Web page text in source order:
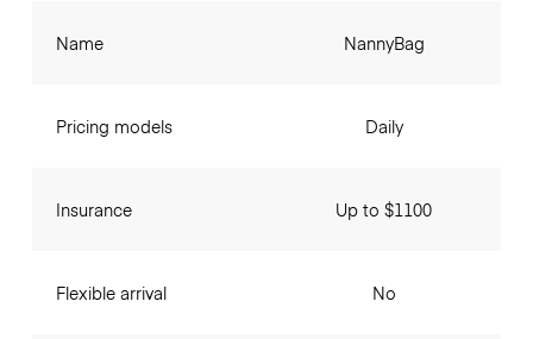
Name
Pricing models
Insurance
Flexible arrival
NannyBag
Daily
Up to $1100
No